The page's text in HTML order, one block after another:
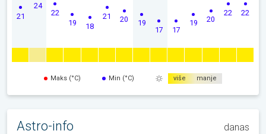
21
24
22
19 18
21 20 19
17 17
19 20
22 22
Maks (°C) Min (°C) više manje
Astro-info danas